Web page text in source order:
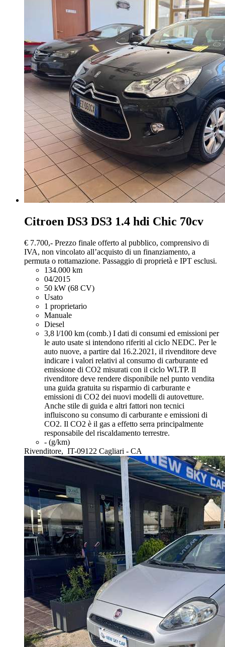
Citroen DS3 DS3 1.4 hdi Chic 70cv
€ 7.700,- Prezzo finale offerto al pubblico, comprensivo di
IVA, non vincolato all’acquisto di un finanziamento, a
permuta o rottamazione. Passaggio di proprietà e IPT esclusi.
134.000 km
04/2015
50 kW (68 CV)
Usato
1 proprietario
Manuale
Diesel
3,8 l/100 km (comb.) I dati di consumi ed emissioni per
le auto usate si intendono riferiti al ciclo NEDC. Per le
auto nuove, a partire dal 16.2.2021, iI rivenditore deve
indicare i valori relativi al consumo di carburante ed
emissione di CO2 misurati con il ciclo WLTP. Il
rivenditore deve rendere disponibile nel punto vendita
una guida gratuita su risparmio di carburante e
emissioni di CO2 dei nuovi modelli di autovetture.
Anche stile di guida e altri fattori non tecnici
influiscono su consumo di carburante e emissioni di
CO2. Il CO2 è il gas a effetto serra principalmente
responsabile del riscaldamento terrestre.
- (g/km)
Rivenditore, IT-09122 Cagliari - CA